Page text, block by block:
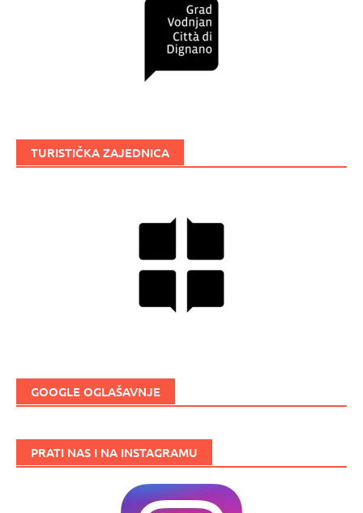
TURISTIČKA ZAJEDNICA
GOOGLE OGLAŠAVNJE
PRATI NAS I NA INSTAGRAMU